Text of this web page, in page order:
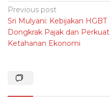
Post
navigation
Previous post
Sri Mulyani: Kebijakan HGBT
Dongkrak Pajak dan Perkuat
Ketahanan Ekonomi